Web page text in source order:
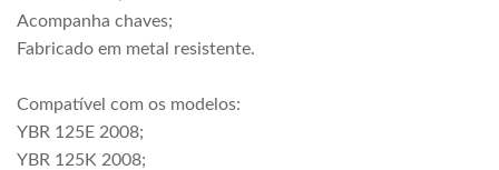
Acompanha chaves;
Fabricado em metal resistente.
Compatível com os modelos:
YBR 125E 2008;
YBR 125K 2008;